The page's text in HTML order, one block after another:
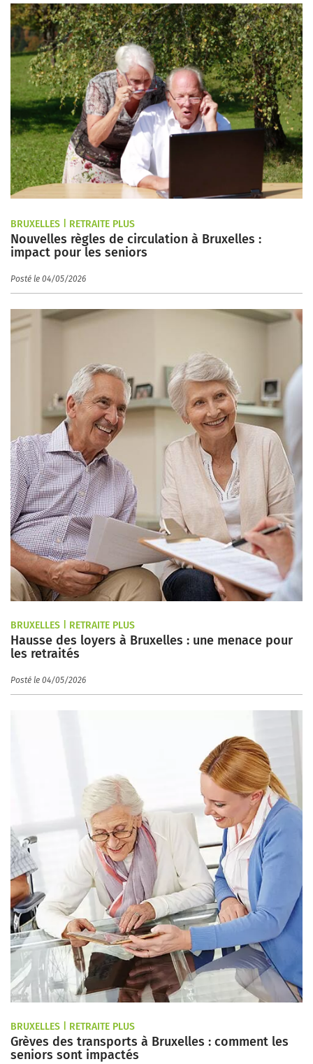
BRUXELLES | RETRAITE PLUS
Nouvelles règles de circulation à Bruxelles :
impact pour les seniors
Posté le 04/05/2026
BRUXELLES | RETRAITE PLUS
Hausse des loyers à Bruxelles : une menace pour
les retraités
Posté le 04/05/2026
BRUXELLES | RETRAITE PLUS
Grèves des transports à Bruxelles : comment les
seniors sont impactés